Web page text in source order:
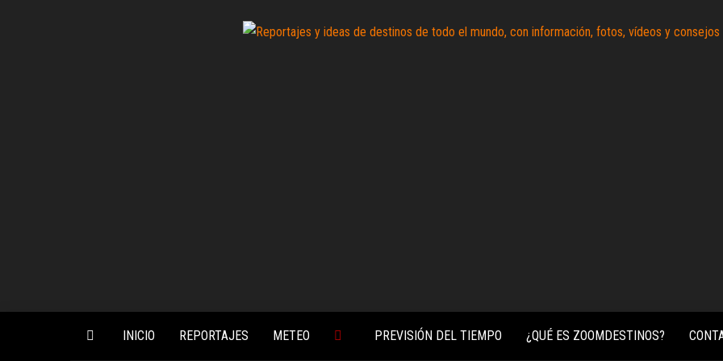
INICIO REPORTAJES METEO PREVISIÓN DEL TIEMPO ¿QUÉ ES ZOOMDESTINOS?